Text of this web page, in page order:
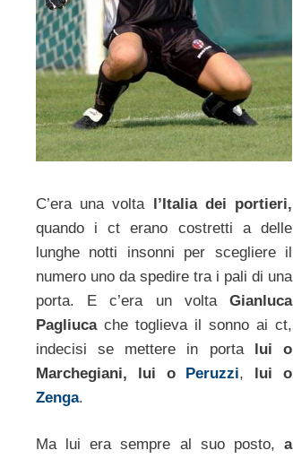
C’era una volta l’Italia dei portieri,
quando i ct erano costretti a delle
lunghe notti insonni per scegliere il
numero uno da spedire tra i pali di una
porta. E c’era un volta Gianluca
Pagliucache toglieva il sonno ai ct,
indecisi se mettere in porta lui o
Marchegiani, lui o Peruzzi, lui o
Zenga.
Ma lui era sempre al suo posto, a